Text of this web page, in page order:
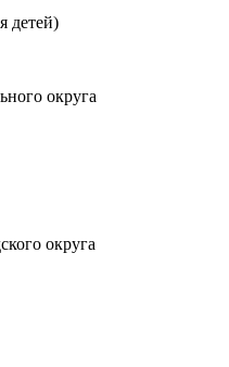
детей)
округа
округа